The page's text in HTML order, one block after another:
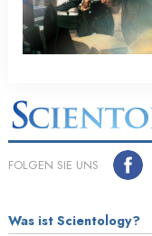
FOLGEN SIE UNS
Was ist Scientology?